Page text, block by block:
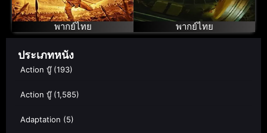
(2015) เดอะ สก
อร์เปี้ยน คิง 4 ศึก
ชิงอำนาจจอม
พากย์ไทย พากย์ไทย
ประเภทหนัง
Action บู๊(193)
Action บู๊(1,585)
Adaptation (5)